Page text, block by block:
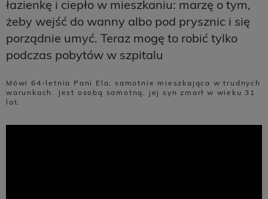
łazienkę i ciepło w mieszkaniu: marzę o tym,
żeby wejść do wanny albo pod prysznic i się
porządnie umyć. Teraz mogę to robić tylko
podczas pobytów w szpitalu
Mówi 64-letnia Pani Ela, samotnie mieszkająca w trudnych
warunkach. Jest osobą samotną, jej syn zmarł w wieku 31
lat.